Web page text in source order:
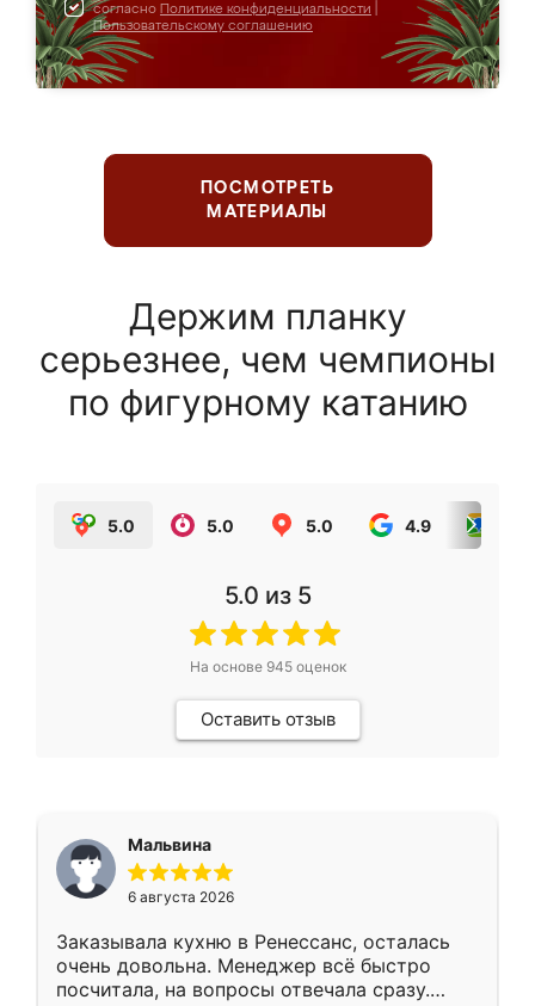
согласно Политике конфиденциальности
Пользовательскому соглашению
ПОСМОТРЕТЬ
МАТЕРИАЛЫ
Держим планку
серьезнее, чем чемпионы
по фигурному катанию
5.0 5.0 5.0 4.9
5.0 из 5
На основе 945оценок
Оставить отзыв
Мальвина
6 августа 2026
Заказывала кухню в Ренессанс, осталась
очень довольна. Менеджер всё быстро
посчитала, на вопросы отвечала сразу.